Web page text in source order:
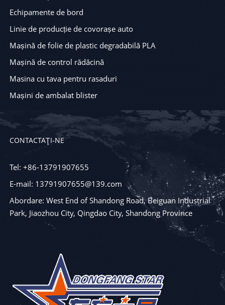
Echipamente de bord
Linie de producție de covorașe auto
Mașină de folie de plastic degradabilă PLA
Mașină de control rădăcină
Masina cu tava pentru rasaduri
Mașini de ambalat blister
CONTACTAŢI-NE
Tel: +86-13791907655
E-mail: 13791907655@139.com
Abordare: West End of Shandong Road, Beiguan Industrial
Park, Jiaozhou City, Qingdao City, Shandong Province